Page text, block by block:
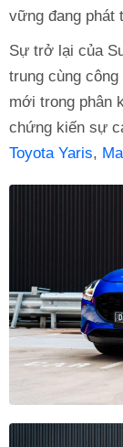
vững đang phát
Sự trở lại của
trung cùng
mới trong phân
chứng kiến sự
Toyota Yaris,